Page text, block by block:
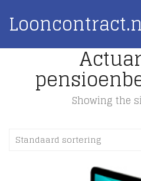
Showing the
Standaard sortering